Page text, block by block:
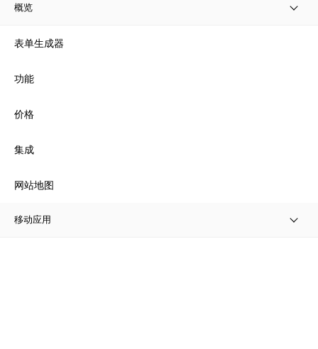
概览
表单生成器
功能
价格
集成
网站地图
移动应用